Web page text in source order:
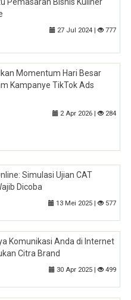
Pemasaran Bisnis Kuliner
27 Jul 2024 | 777
Momentum Hari Besar
Kampanye TikTok Ads
2 Apr 2026 | 284
Simulasi Ujian CAT
Dicoba
13 Mei 2025 | 577
Komunikasi Anda di Internet
Citra Brand
30 Apr 2025 | 499